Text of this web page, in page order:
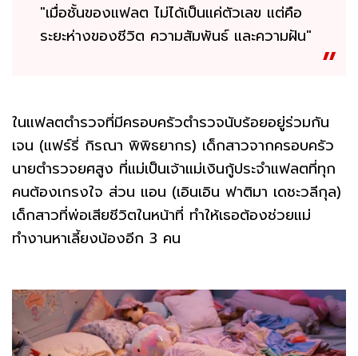
"เมื่อชั้นของแฟลต ไม่ได้เป็นแค่ตัวเลข แต่คือ
ระยะห่างของชีวิต ความสัมพันธ์ และความฝัน"
ในแฟลตตำรวจที่มีครอบครัวตำรวจนับร้อยอยู่ร่วมกัน
เจน (แฟร์รี่ กิรณา พิพิธยากร) เด็กสาวจากครอบครัว
นายตำรวจยศสูง ที่แม่เป็นเจ้าแม่เงินกู้ประจำแฟลตที่ทุก
คนต้องเกรงใจ ส่วน แอน (เอินเอิน ฟาติมา เดชะวลีกุล)
เด็กสาวที่พ่อเสียชีวิตในหน้าที่ ทำให้เธอต้องช่วยแม่
ทำงานหาเลี้ยงน้องอีก 3 คน